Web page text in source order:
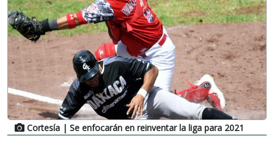
Cortesía | Se enfocarán en reinventar la liga para 2021